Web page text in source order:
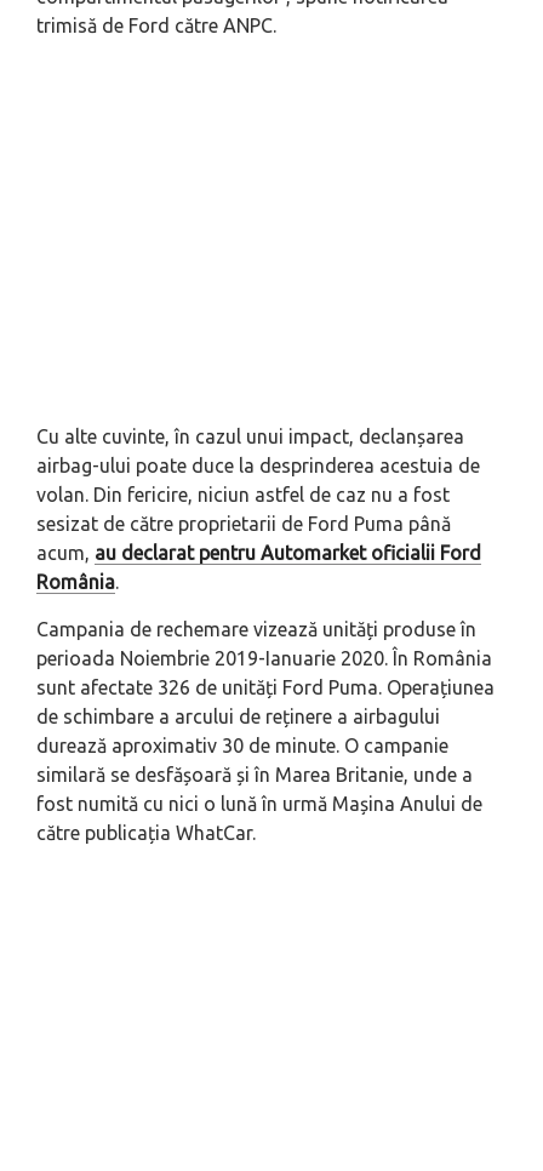
trimisă de Ford către ANPC.
Cu alte cuvinte, în cazul unui impact, declanșarea
airbag-ului poate duce la desprinderea acestuia de
volan. Din fericire, niciun astfel de caz nu a fost
sesizat de către proprietarii de Ford Puma până
acum, au declarat pentru Automarket oficialii Ford
România.
Campania de rechemare vizează unități produse în
perioada Noiembrie 2019-Ianuarie 2020. În România
sunt afectate 326 de unități Ford Puma. Operațiunea
de schimbare a arcului de reținere a airbagului
durează aproximativ 30 de minute. O campanie
similară se desfășoară și în Marea Britanie, unde a
fost numită cu nici o lună în urmă Mașina Anului de
către publicația WhatCar.